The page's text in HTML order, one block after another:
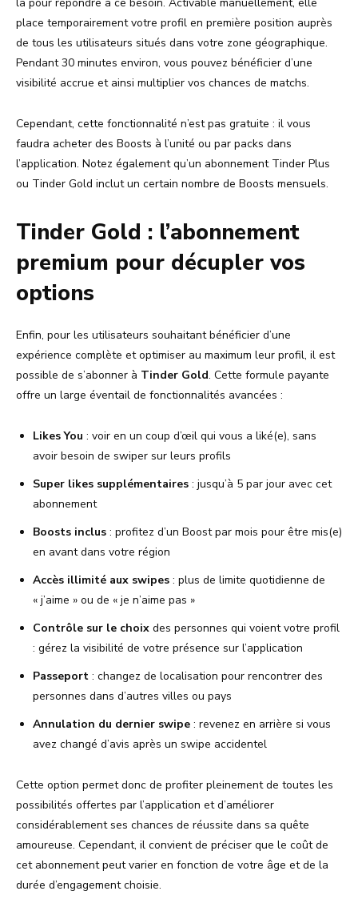
place temporairement votre profil en première position auprès
de tous les utilisateurs situés dans votre zone géographique.
Pendant 30 minutes environ, vous pouvez bénéficier d’une
visibilité accrue et ainsi multiplier vos chances de matchs.
Cependant, cette fonctionnalité n’est pas gratuite : il vous
faudra acheter des Boosts à l’unité ou par packs dans
l’application. Notez également qu’un abonnement Tinder Plus
ou Tinder Gold inclut un certain nombre de Boosts mensuels.
Tinder Gold : l’abonnement
premium pour décupler vos
options
Enfin, pour les utilisateurs souhaitant bénéficier d’une
expérience complète et optimiser au maximum leur profil, il est
possible de s’abonner à Tinder Gold. Cette formule payante
offre un large éventail de fonctionnalités avancées :
Likes You : voir en un coup d’œil qui vous a liké(e), sans
avoir besoin de swiper sur leurs profils
Super likes supplémentaires : jusqu’à 5 par jour avec cet
abonnement
Boosts inclus : profitez d’un Boost par mois pour être mis(e)
en avant dans votre région
Accès illimité aux swipes : plus de limite quotidienne de
« j’aime » ou de « je n’aime pas »
Contrôle sur le choix des personnes qui voient votre profil
: gérez la visibilité de votre présence sur l’application
Passeport : changez de localisation pour rencontrer des
personnes dans d’autres villes ou pays
Annulation du dernier swipe : revenez en arrière si vous
avez changé d’avis après un swipe accidentel
Cette option permet donc de profiter pleinement de toutes les
possibilités offertes par l’application et d’améliorer
considérablement ses chances de réussite dans sa quête
amoureuse. Cependant, il convient de préciser que le coût de
cet abonnement peut varier en fonction de votre âge et de la
durée d’engagement choisie.